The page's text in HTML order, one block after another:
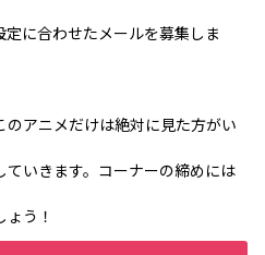
に合わせたメールを募集しま
のアニメだけは絶対に見た方がい
ていきます。コーナーの締めには
う！